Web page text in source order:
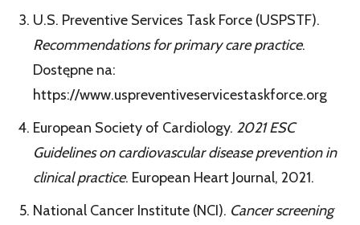
U.S. Preventive Services Task Force (USPSTF).
Recommendations for primary care practice.
Dostępne na:
https://www.uspreventiveservicestaskforce.org
European Society of Cardiology. 2021 ESC
Guidelines on cardiovascular disease prevention in
clinical practice. European Heart Journal, 2021.
National Cancer Institute (NCI). Cancer screening